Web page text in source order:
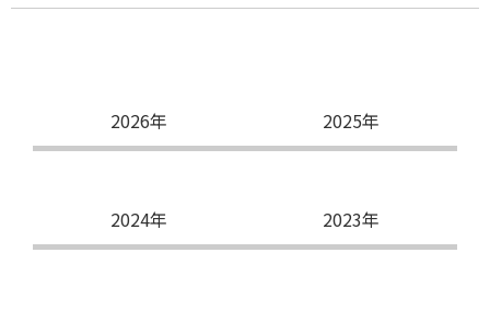
2026年 2025年
2024年 2023年